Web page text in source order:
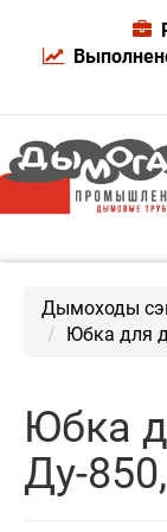
Дымоходы
Юбка для
Юбка
Ду-